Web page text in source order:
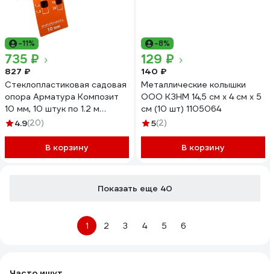
-11%
735 ₽
827 ₽
Стеклопластиковая садовая
опора Арматура Композит
10 мм, 10 штук по 1.2 м
4660228920380
4.9(20)
В корзину
-8%
129 ₽
140 ₽
Металлические колышки
ООО КЗНМ 14,5 см х 4 см х 5
см (10 шт) 1105064
5(2)
В корзину
Показать еще 40
1 2 3 4 5 6